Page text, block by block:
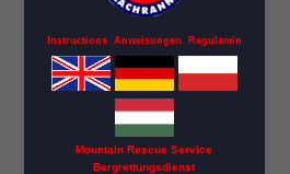
Instructions Anweisungen Regulamin
Mountain Rescue Service
Bergrettungsdienst